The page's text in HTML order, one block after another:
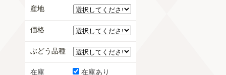
産地
価格
ぶどう品種
在庫 在庫あり